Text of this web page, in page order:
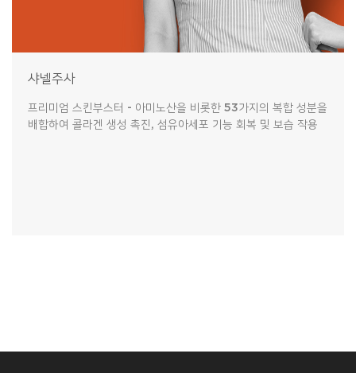
샤넬주사
프리미엄 스킨부스터 - 아미노산을 비롯한 53가지의 복합 성분을
배합하여 콜라겐 생성 촉진, 섬유아세포 기능 회복 및 보습 작용